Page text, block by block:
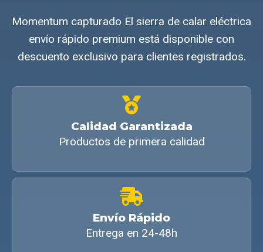
Momentum capturado El sierra de calar eléctrica
envío rápido premium está disponible con
descuento exclusivo para clientes registrados.
Calidad Garantizada
Productos de primera calidad
Envío Rápido
Entrega en 24-48h